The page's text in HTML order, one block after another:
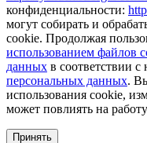
конфиденциальности:
могут собирать и
cookie. Продолжая
использованием файлов
данных в соответствии с
персональных данных.
использования cookie,
может повлиять на
Принять